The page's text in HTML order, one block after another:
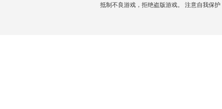
抵制不良游戏，拒绝盗版游戏。 注意自我保